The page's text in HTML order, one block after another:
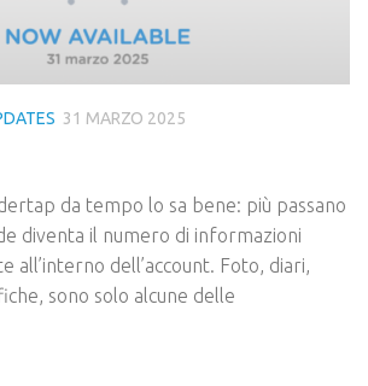
31 MARZO 2025
da tempo lo sa bene: più passano
diventa il numero di informazioni
all’interno dell’account. Foto, diari,
sono solo alcune delle